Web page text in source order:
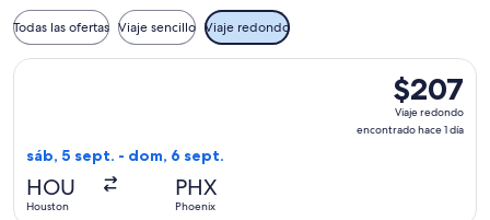
Todas las ofertas Viaje sencillo Viaje redondo
$207
Viaje
redondo,
$207
Viaje redondo
encontrado hace 1 día
sáb, 5 sept. - dom, 6 sept.
HOU
Houston
PHX
Phoenix
Seleccionar vuelo de Southwest Airlines, con salida el sáb,